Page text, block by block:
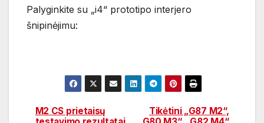
Palyginkite su „i4“ prototipo interjero
šnipinėjimu:
Navigacija
Tikėtini „G87 M2“,
M2 CS prietaisų